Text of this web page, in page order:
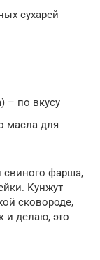
сухарей
– по вкусу
масла для
свиного фарша,
Кунжут
сковороде,
и делаю, это